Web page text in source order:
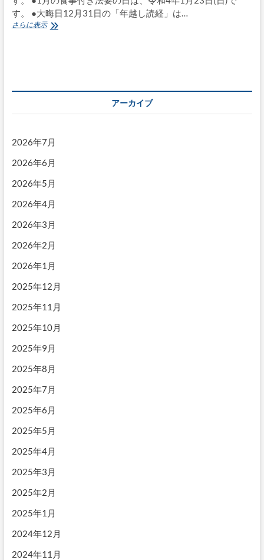
す。 ●大晦日12月31日の「年越し読経」は…
さらに表示12
アーカイブ
2026年7月
2026年6月
2026年5月
2026年4月
2026年3月
2026年2月
2026年1月
2025年12月
2025年11月
2025年10月
2025年9月
2025年8月
2025年7月
2025年6月
2025年5月
2025年4月
2025年3月
2025年2月
2025年1月
2024年12月
2024年11月